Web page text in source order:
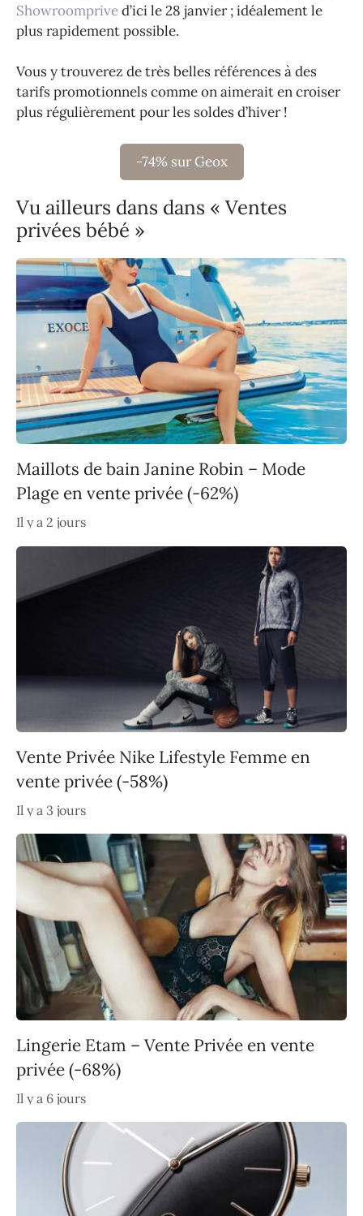
Showroomprived’ici le 28 janvier ; idéalement le
plus rapidement possible.
Vous y trouverez de très belles références à des
tarifs promotionnels comme on aimerait en croiser
plus régulièrement pour les soldes d’hiver !
-74% sur Geox
Vu ailleurs dans dans « Ventes
privées bébé »
Maillots de bain Janine Robin – Mode
Plage en vente privée (-62%)
Il y a 2 jours
Vente Privée Nike Lifestyle Femme en
vente privée (-58%)
Il y a 3 jours
Lingerie Etam – Vente Privée en vente
privée (-68%)
Il y a 6 jours